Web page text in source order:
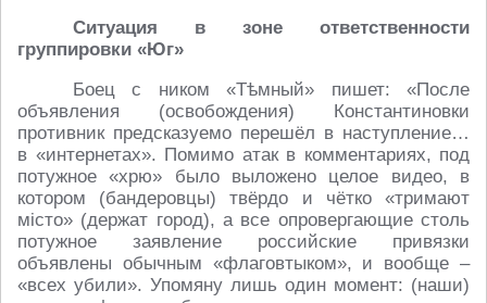
Ситуация в зоне ответственности
группировки «Юг»
Боец с ником «Тѣмный» пишет: «После
объявления (освобождения) Константиновки
противник предсказуемо перешёл в наступление…
в «интернетах». Помимо атак в комментариях, под
потужное «хрю» было выложено целое видео, в
котором (бандеровцы) твёрдо и чётко «тримают
мiсто» (держат город), а все опровергающие столь
потужное заявление российские привязки
объявлены обычным «флаговтыком», и вообще –
«всех убили». Упомяну лишь один момент: (наши)